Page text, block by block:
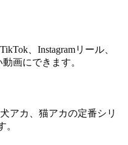
、Instagramリール、
画にできます。
アカ、猫アカの定番シリ
。